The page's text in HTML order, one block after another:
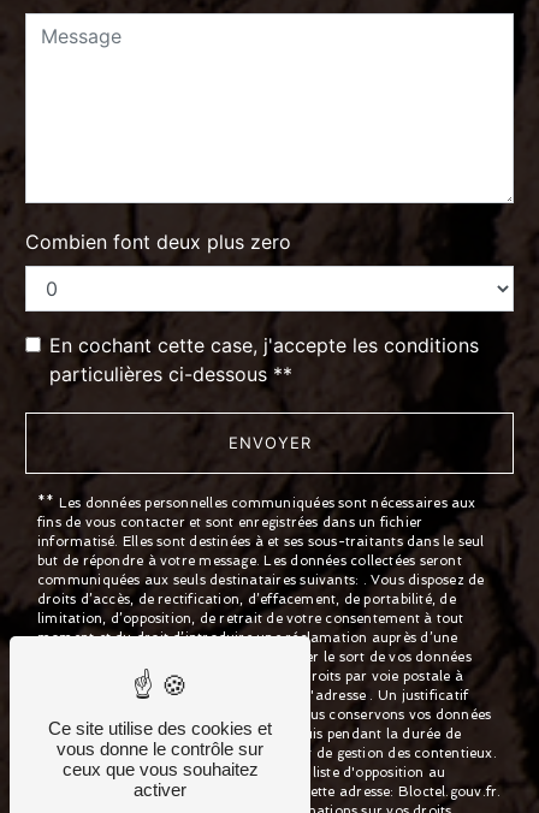
Combien font deux plus zero
En cochant cette case, j'accepte les conditions
particulières ci-dessous **
ENVOYER
** Les données personnelles communiquées sont nécessaires aux
fins de vous contacter et sont enregistrées dans un fichier
informatisé. Elles sont destinées à et ses sous-traitants dans le seul
but de répondre à votre message. Les données collectées seront
communiquées aux seuls destinataires suivants: . Vous disposez de
droits d’accès, de rectification, d’effacement, de portabilité, de
limitation, d’opposition, de retrait de votre consentement à tout
moment et du droit d’introduire une réclamation auprès d’une
autorité de contrôle, ainsi que d’organiser le sort de vos données
post-mortem. Vous pouvez exercer ces droits par voie postale à
l'adresse ou par courrier électronique à l'adresse . Un justificatif
d'identité pourra vous être demandé. Nous conservons vos données
pendant la période de prise de contact puis pendant la durée de
prescription légale aux fins probatoires et de gestion des contentieux.
Vous avez le droit de vous inscrire sur la liste d'opposition au
démarchage téléphonique, disponible à cette adresse: Bloctel.gouv.fr.
Ce site utilise des cookies et
vous donne le contrôle sur
ceux que vous souhaitez
activer